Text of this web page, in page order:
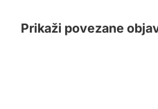
Prikaži povezane